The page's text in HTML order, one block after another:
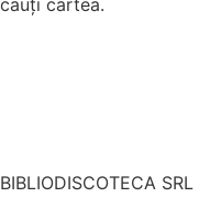
cauți cartea.
BIBLIODISCOTECA SRL